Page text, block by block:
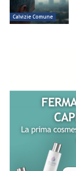
Calvizie Comune